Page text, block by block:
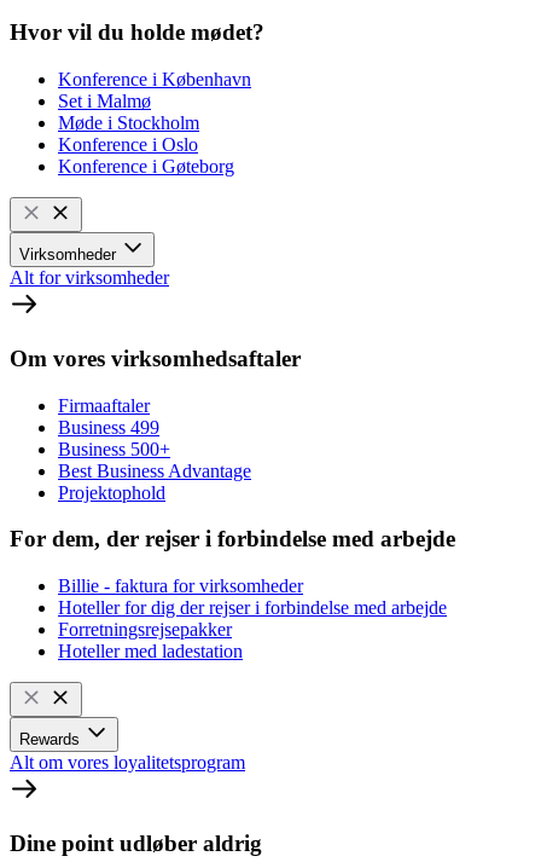
Hvor vil du holde mødet?
Konference i København
Set i Malmø
Møde i Stockholm
Konference i Oslo
Konference i Gøteborg
Virksomheder
Alt for virksomheder
Om vores virksomhedsaftaler
Firmaaftaler
Business 499
Business 500+
Best Business Advantage
Projektophold
For dem, der rejser i forbindelse med arbejde
Billie - faktura for virksomheder
Hoteller for dig der rejser i forbindelse med arbejde
Forretningsrejsepakker
Hoteller med ladestation
Rewards
Alt om vores loyalitetsprogram
Dine point udløber aldrig